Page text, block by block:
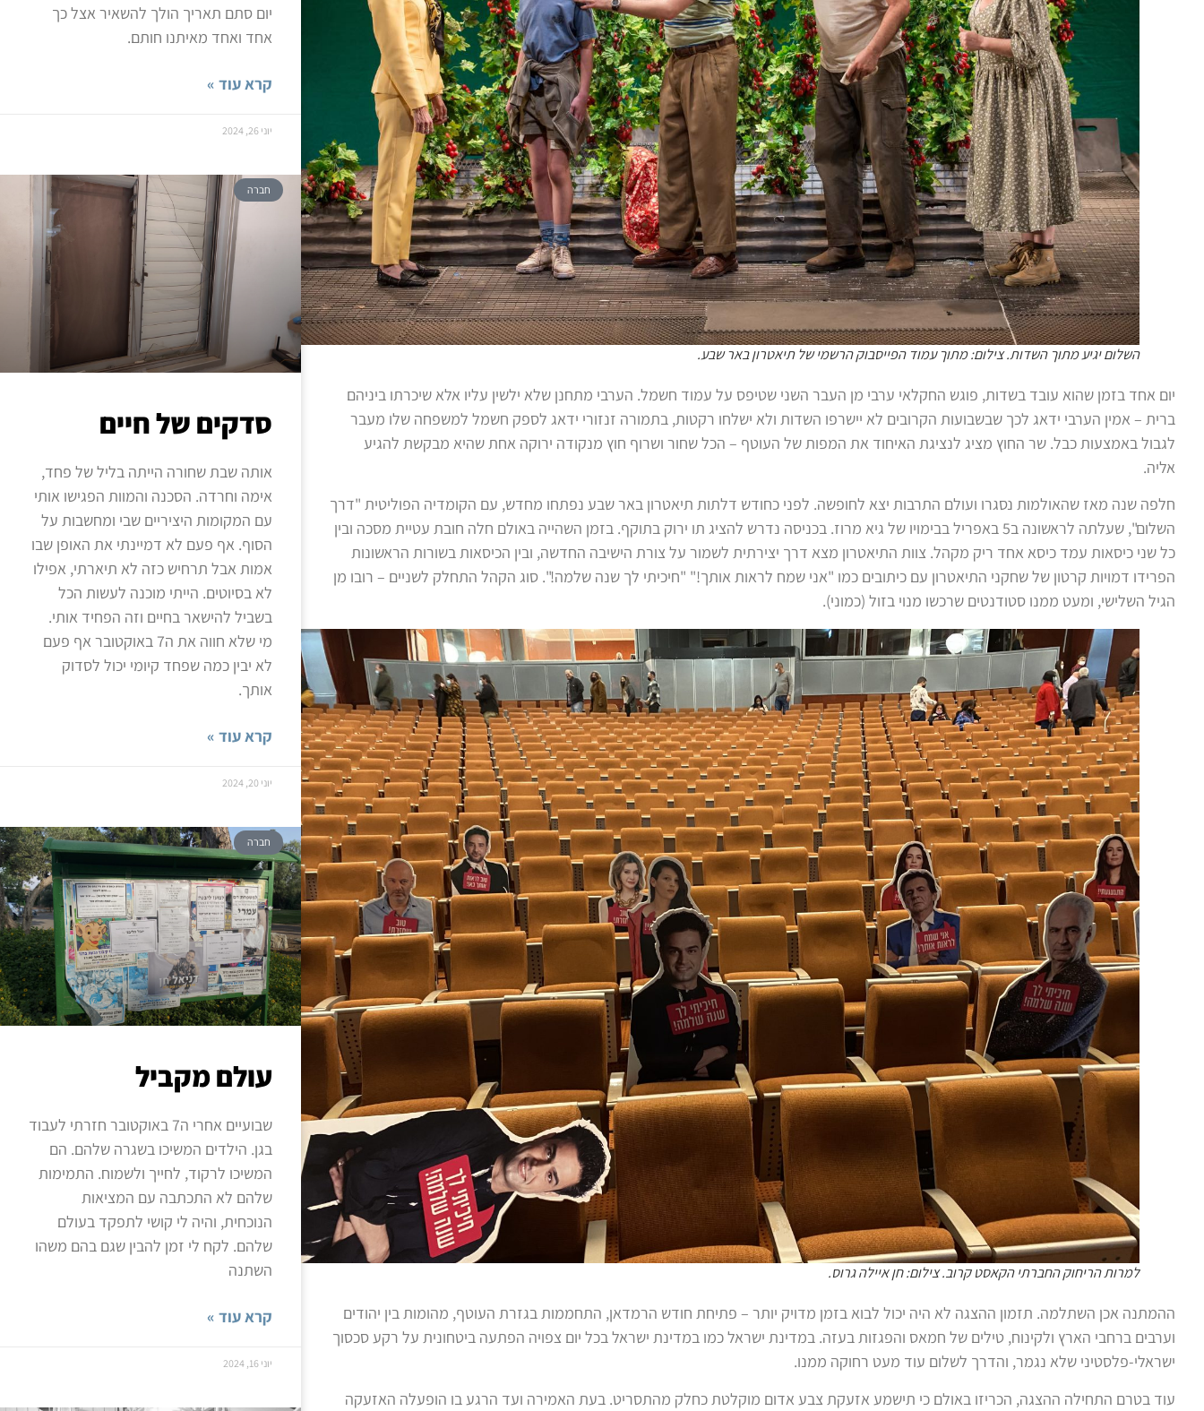
השלום יגיע מתוך השדות. צילום: מתוך עמוד הפייסבוק הרשמי של תיאטרון באר שבע.
יום אחד בזמן שהוא עובד בשדות, פוגש החקלאי ערבי מן העבר השני שטיפס על עמוד חשמל. הערבי מתחנן שלא ילשין עליו אלא שיכרתו ביניהם
ברית – אמין הערבי ידאג לכך שבשבועות הקרובים לא יישרפו השדות ולא ישלחו רקטות, בתמורה זנזורי ידאג לספק חשמל למשפחה שלו מעבר
לגבול באמצעות כבל. שר החוץ מציג לנציגת האיחוד את המפות של העוטף – הכל שחור ושרוף חוץ מנקודה ירוקה אחת שהיא מבקשת להגיע
אליה.
חלפה שנה מאז שהאולמות נסגרו ועולם התרבות יצא לחופשה. לפני כחודש דלתות תיאטרון באר שבע נפתחו מחדש, עם הקומדיה הפוליטית "דרך
השלום", שעלתה לראשונה ב5 באפריל בבימויו של גיא מרוז. בכניסה נדרש להציג תו ירוק בתוקף. בזמן השהייה באולם חלה חובת עטיית מסכה ובין
כל שני כיסאות עמד כיסא אחד ריק מקהל. צוות התיאטרון מצא דרך יצירתית לשמור על צורת הישיבה החדשה, ובין הכיסאות בשורות הראשונות
הפרידו דמויות קרטון של שחקני התיאטרון עם כיתובים כמו "אני שמח לראות אותך!" "חיכיתי לך שנה שלמה!". סוג הקהל התחלק לשניים – רובו מן
הגיל השלישי, ומעט ממנו סטודנטים שרכשו מנוי בזול (כמוני).
למרות הריחוק החברתי הקאסט קרוב. צילום: חן איילה גרוס.
ההמתנה אכן השתלמה. תזמון ההצגה לא היה יכול לבוא בזמן מדויק יותר – פתיחת חודש הרמדאן, התחממות בגזרת העוטף, מהומות בין יהודים
וערבים ברחבי הארץ ולקינוח, טילים של חמאס והפגזות בעזה. במדינת ישראל כמו במדינת ישראל בכל יום צפויה הפתעה ביטחונית על רקע סכסוך
ישראלי-פלסטיני שלא נגמר, והדרך לשלום עוד מעט רחוקה ממנו.
עוד בטרם התחילה ההצגה, הכריזו באולם כי תישמע אזעקת צבע אדום מוקלטת כחלק מהתסריט. בעת האמירה ועד הרגע בו הופעלה האזעקה
יום סתם תאריך הולך להשאיר אצל כך
אחד ואחד מאיתנו חותם.
קרא עוד »
יוני 26, 2024
חברה
סדקים של חיים
אותה שבת שחורה הייתה בליל של פחד,
אימה וחרדה. הסכנה והמוות הפגישו אותי
עם המקומות היציריים שבי ומחשבות על
הסוף. אף פעם לא דמיינתי את האופן שבו
אמות אבל תרחיש כזה לא תיארתי, אפילו
לא בסיוטים. הייתי מוכנה לעשות הכל
בשביל להישאר בחיים וזה הפחיד אותי.
מי שלא חווה את ה7 באוקטובר אף פעם
לא יבין כמה שפחד קיומי יכול לסדוק
אותך.
קרא עוד »
יוני 20, 2024
חברה
עולם מקביל
שבועיים אחרי ה7 באוקטובר חזרתי לעבוד
בגן. הילדים המשיכו בשגרה שלהם. הם
המשיכו לרקוד, לחייך ולשמוח. התמימות
שלהם לא התכתבה עם המציאות
הנוכחית, והיה לי קושי לתפקד בעולם
שלהם. לקח לי זמן להבין שגם בהם משהו
השתנה
קרא עוד »
יוני 16, 2024